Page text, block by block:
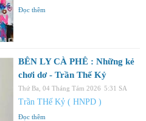
Đọc thêm
BÊN LY CÀ PHÊ : Những kẻ
chơi dơ - Trần Thế Kỷ
Thứ Ba, 04 Tháng Tám 2026 5:31 SA
Trần THế Kỷ ( HNPD )
Đọc thêm